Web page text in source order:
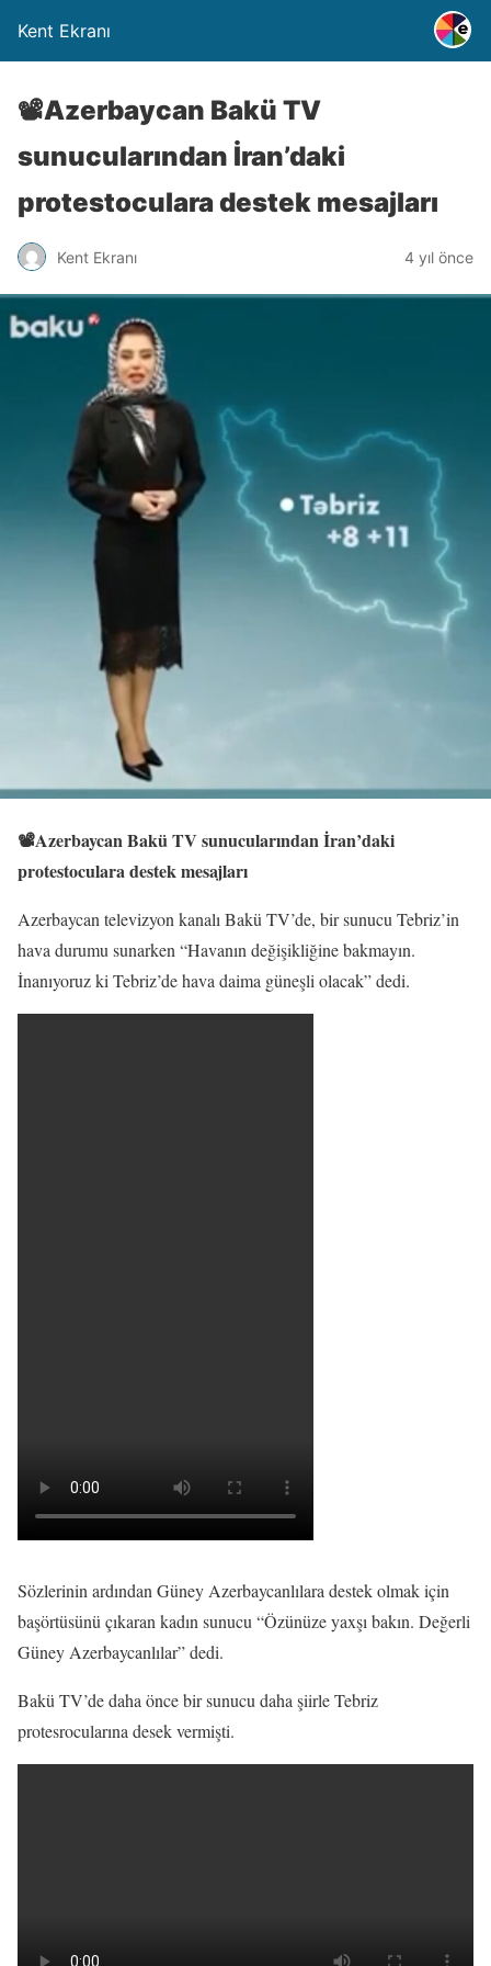
Kent Ekranı
📽️Azerbaycan Bakü TV
sunucularından İran’daki
protestoculara destek mesajları
Kent Ekranı 4 yıl önce
📽️Azerbaycan Bakü TV sunucularından İran’daki
protestoculara destek mesajları
Azerbaycan televizyon kanalı Bakü TV’de, bir sunucu Tebriz’in
hava durumu sunarken “Havanın değişikliğine bakmayın.
İnanıyoruz ki Tebriz’de hava daima güneşli olacak” dedi.
Sözlerinin ardından Güney Azerbaycanlılara destek olmak için
başörtüsünü çıkaran kadın sunucu “Özünüze yaxşı bakın. Değerli
Güney Azerbaycanlılar” dedi.
Bakü TV’de daha önce bir sunucu daha şiirle Tebriz
protesrocularına desek vermişti.